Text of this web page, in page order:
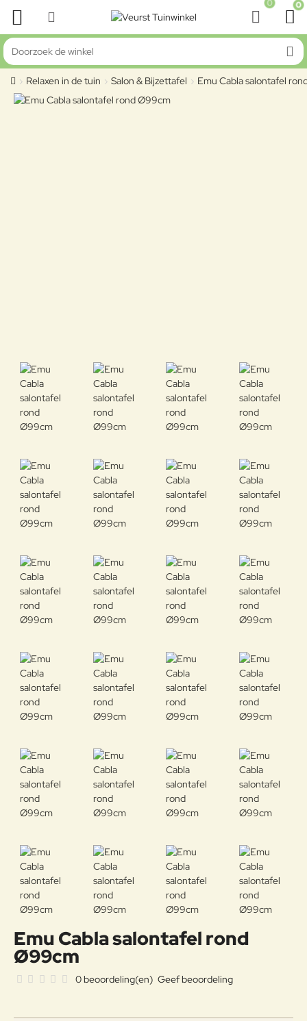
0 0
Doorzoek de winkel
home
Relaxen in de tuin Salon & Bijzettafel Emu Cabla salontafel
Emu Cabla salontafel rond
Ø99cm
0 beoordeling(en) Geef beoordeling